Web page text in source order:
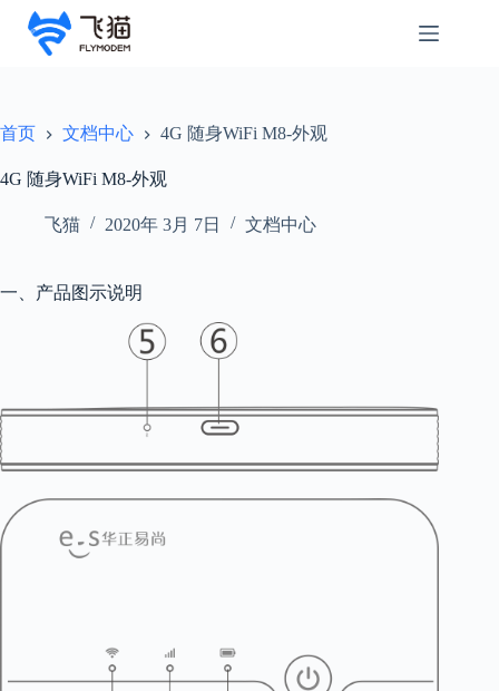
首页 文档中心 4G 随身WiFi M8-外观
4G 随身WiFi M8-外观
飞猫 2020年 3月 7日 文档中心
一、产品图示说明